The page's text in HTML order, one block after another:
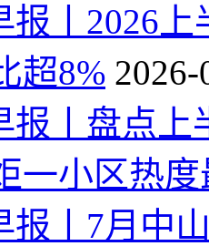
报丨2026
超8% 2026-
报丨盘点
一小区热度
报丨7月中